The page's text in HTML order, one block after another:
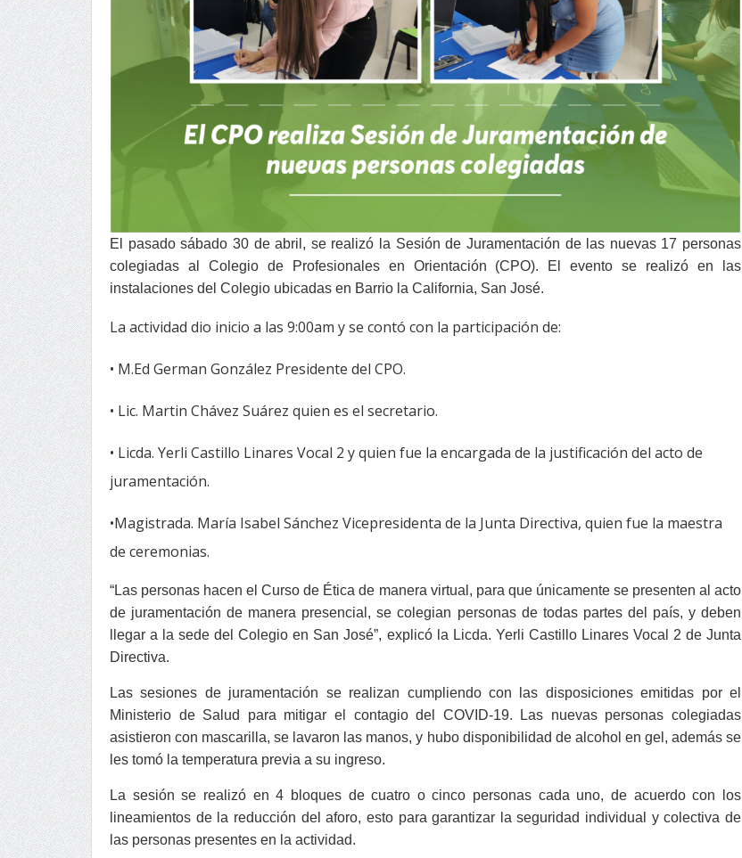
El pasado sábado 30 de abril, se realizó la Sesión de Juramentación de las nuevas 17 personas
colegiadas al Colegio de Profesionales en Orientación (CPO). El evento se realizó en las
instalaciones del Colegio ubicadas en Barrio la California, San José.
La actividad dio inicio a las 9:00am y se contó con la participación de:
• M.Ed German González Presidente del CPO.
• Lic. Martin Chávez Suárez quien es el secretario.
• Licda. Yerli Castillo Linares Vocal 2 y quien fue la encargada de la justificación del acto de
juramentación.
•Magistrada. María Isabel Sánchez Vicepresidenta de la Junta Directiva, quien fue la maestra
de ceremonias.
“Las personas hacen el Curso de Ética de manera virtual, para que únicamente se presenten al acto
de juramentación de manera presencial, se colegian personas de todas partes del país, y deben
llegar a la sede del Colegio en San José”, explicó la Licda. Yerli Castillo Linares Vocal 2 de Junta
Directiva.
Las sesiones de juramentación se realizan cumpliendo con las disposiciones emitidas por el
Ministerio de Salud para mitigar el contagio del COVID-19. Las nuevas personas colegiadas
asistieron con mascarilla, se lavaron las manos, y hubo disponibilidad de alcohol en gel, además se
les tomó la temperatura previa a su ingreso.
La sesión se realizó en 4 bloques de cuatro o cinco personas cada uno, de acuerdo con los
lineamientos de la reducción del aforo, esto para garantizar la seguridad individual y colectiva de
las personas presentes en la actividad.